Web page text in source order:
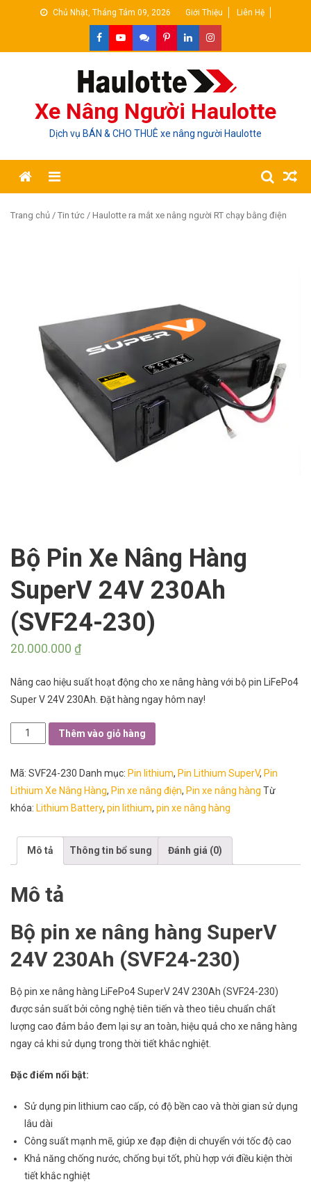
Chủ Nhật, Tháng Tám 09, 2026 Giới Thiệu Liên Hệ
Xe Nâng Người Haulotte
Dịch vụ BÁN & CHO THUÊ xe nâng người Haulotte
Trang chủ / Tin tức / Haulotte ra mắt xe nâng người RT chạy bằng điện
Bộ Pin Xe Nâng Hàng
SuperV 24V 230Ah
(SVF24-230)
20.000.000 ₫
Nâng cao hiệu suất hoạt động cho xe nâng hàng với bộ pin LiFePo4
Super V 24V 230Ah. Đặt hàng ngay hôm nay!
pin
24V
230Ah
230)
số
lượng
Thêm vào giỏ hàng
Mã: SVF24-230 Danh mục: Pin lithium, Pin Lithium SuperV, Pin
Lithium Xe Nâng Hàng, Pin xe nâng điện, Pin xe nâng hàng Từ
khóa: Lithium Battery, pin lithium, pin xe nâng hàng
Mô tả Thông tin bổ sung Đánh giá (0)
Mô tả
Bộ pin xe nâng hàng SuperV
24V 230Ah (SVF24-230)
Bộ pin xe nâng hàng LiFePo4 SuperV 24V 230Ah (SVF24-230)
được sản suất bởi công nghệ tiên tiến và theo tiêu chuẩn chất
lượng cao đảm bảo đem lại sự an toàn, hiệu quả cho xe nâng hàng
ngay cả khi sử dụng trong thời tiết khắc nghiệt.
Đặc điểm nổi bật:
Sử dụng pin lithium cao cấp, có độ bền cao và thời gian sử dụng
lâu dài
Công suất mạnh mẽ, giúp xe đạp điện di chuyển với tốc độ cao
Khả năng chống nước, chống bụi tốt, phù hợp với điều kiện thời
tiết khắc nghiệt